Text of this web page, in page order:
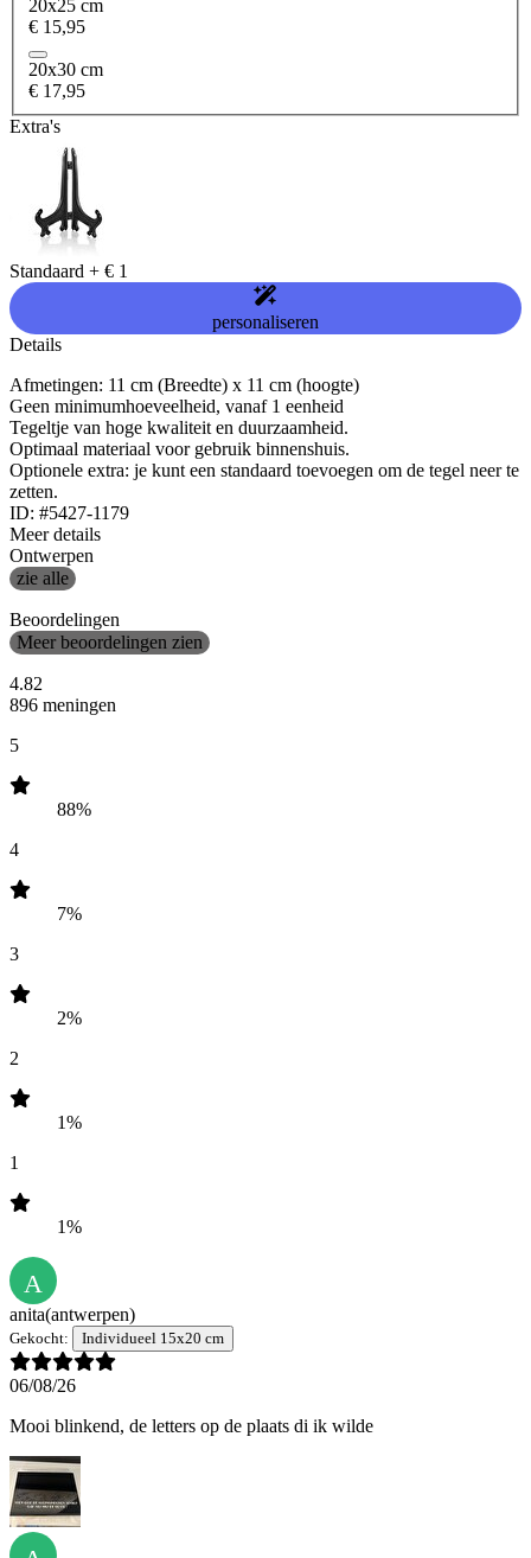
20x25 cm
€ 15,95
20x30 cm
€ 17,95
Extra's
Standaard + € 1
personaliseren
Details
Afmetingen: 11 cm (Breedte) x 11 cm (hoogte)
Geen minimumhoeveelheid, vanaf 1 eenheid
Tegeltje van hoge kwaliteit en duurzaamheid.
Optimaal materiaal voor gebruik binnenshuis.
Optionele extra: je kunt een standaard toevoegen om de tegel neer te
zetten.
ID: #5427-1179
Meer details
Ontwerpen
zie alle
Beoordelingen
Meer beoordelingen zien
4.82
896 meningen
5
88%
4
7%
3
2%
2
1%
1
1%
A
anita(antwerpen)
Gekocht: Individueel 15x20 cm
06/08/26
Mooi blinkend, de letters op de plaats di ik wilde